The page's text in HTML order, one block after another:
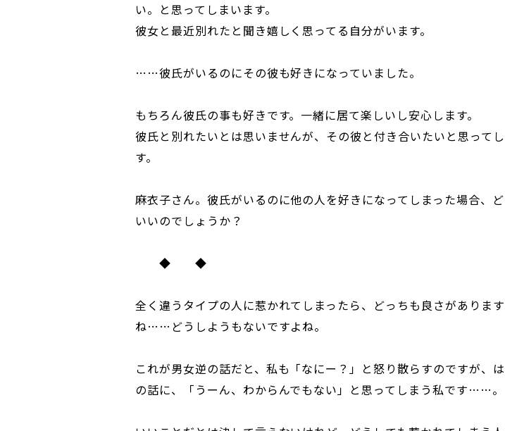
い。と思ってしまいます。
彼女と最近別れたと聞き嬉しく思ってる自分がいます。
……彼氏がいるのにその彼も好きになっていました。
もちろん彼氏の事も好きです。一緒に居て楽しいし安心します。
彼氏と別れたいとは思いませんが、その彼と付き合いたいと思って
す。
麻衣子さん。彼氏がいるのに他の人を好きになってしまった場合、
いいのでしょうか？
◆ ◆
全く違うタイプの人に惹かれてしまったら、どっちも良さがありま
ね……どうしようもないですよね。
これが男女逆の話だと、私も「なにー？」と怒り散らすのですが、
の話に、「うーん、わからんでもない」と思ってしまう私です……。